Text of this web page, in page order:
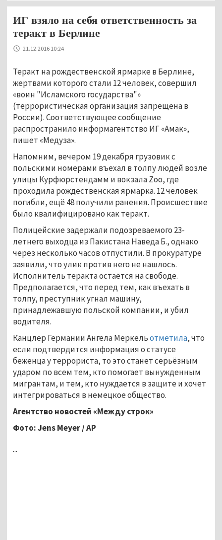
ИГ взяло на себя ответственность за
теракт в Берлине
21.12.2016 10:24
Теракт на рождественской ярмарке в Берлине,
жертвами которого стали 12 человек, совершил
«воин "Исламского государства"»
(террористическая организация запрещена в
России). Соответствующее сообщение
распространило информагентство ИГ «Амак»,
пишет «Медуза».
Напомним, вечером 19 декабря грузовик с
польскими номерами въехал в толпу людей возле
улицы Курфюрстендамм и вокзала Zoo, где
проходила рождественская ярмарка. 12 человек
погибли, ещё 48 получили ранения. Происшествие
было квалифицировано как теракт.
Полицейские задержали подозреваемого 23-
летнего выходца из Пакистана Наведа Б., однако
через несколько часов отпустили. В прокуратуре
заявили, что улик против него не нашлось.
Исполнитель теракта остаётся на свободе.
Предполагается, что перед тем, как въехать в
толпу, преступник угнал машину,
принадлежавшую польской компании, и убил
водителя.
Канцлер Германии Ангела Меркельотметила, что
если подтвердится информация о статусе
беженца у террориста, то это станет серьёзным
ударом по всем тем, кто помогает вынужденным
мигрантам, и тем, кто нуждается в защите и хочет
интегрироваться в немецкое общество.
Агентство новостей «Между строк»
Фото: Jens Meyer / AP
...